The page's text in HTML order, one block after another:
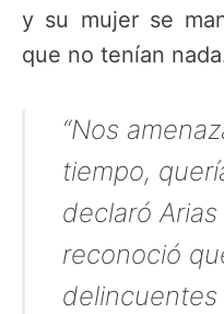
y su mujer se
que no tenían
“Nos
tiempo,
declaró
reconoció
delincuentes